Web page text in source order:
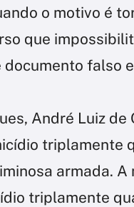
o motivo é
que
falso
André Luiz de
triplamente
armada. A
triplamente